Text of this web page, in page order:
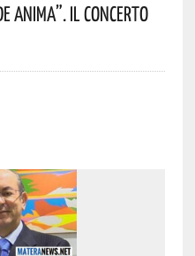
Anima”. Il Concerto